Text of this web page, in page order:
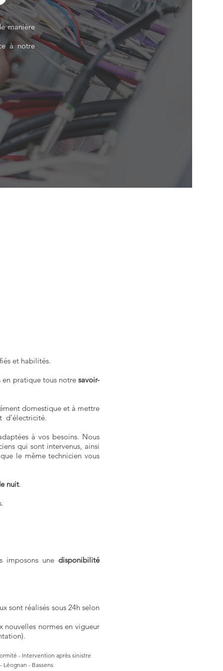
manière
à notre
et habilités.
en pratique tous notre savoir-
domestique et à mettre
d’électricité.
à vos besoins. Nous
qui sont intervenus, ainsi
le même technicien vous
nuit.
imposons une disponibilité
sont réalisés sous 24h selon
nouvelles normes en vigueur
- Intervention après sinistre
Léognan - Bassens